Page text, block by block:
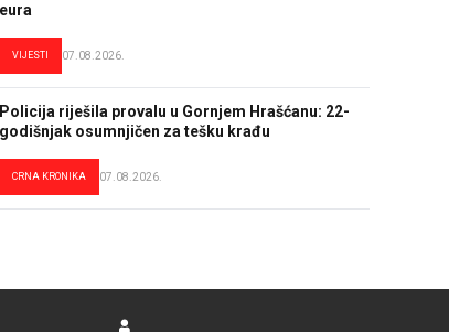
eura
VIJESTI 07.08.2026.
Policija riješila provalu u Gornjem Hrašćanu: 22-
godišnjak osumnjičen za tešku krađu
CRNA KRONIKA 07.08.2026.